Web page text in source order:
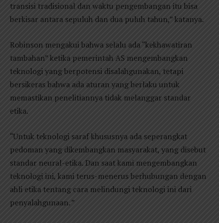
transisi tradisional dan waktu pengembangan itu bisa
berkisar antara sepuluh dan dua puluh tahun,” katanya.
Robinson mengakui bahwa selalu ada “kekhawatiran
tambahan” ketika pemerintah AS mengembangkan
teknologi yang berpotensi disalahgunakan, tetapi
bersikeras bahwa ada aturan yang berlaku untuk
memastikan penelitiannya tidak melanggar standar
etika.
“Untuk teknologi saraf khususnya ada seperangkat
pedoman yang dikembangkan masyarakat, yang disebut
standar neural-etika. Dan saat kami mengembangkan
teknologi ini, kami terus-menerus berhubungan dengan
ahli etika tentang cara melindungi teknologi ini dari
penyalahgunaan. ”